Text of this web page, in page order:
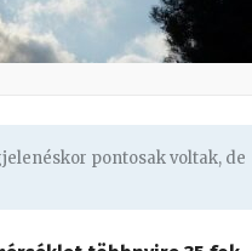
pontosak voltak, de